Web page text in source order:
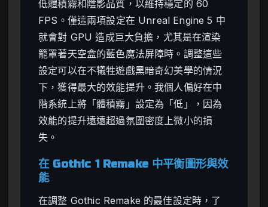
低體積霧和陰影品質，以維持穩定的 60
FPS。僅這兩項設定在 Unreal Engine 5 中
就會對 GPU 造成巨大負擔，尤其是在渲染
籠罩著天空盒的藍色魔法屏障時。調整這些
設定可以在不犧牲遊戲黑暗奇幻美學的情況
下，獲得最大的效能提升。我個人偏好在中
階系統上將「體積霧」設定為「低」，因為
效能的提升遠遠超過氛圍密度上微小的損
失。
在 Gothic 1 Remake 中平衡圖形與效
能
在調整 Gothic Remake 的最佳設定時，了